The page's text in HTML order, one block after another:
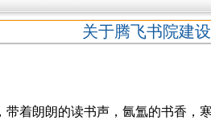
关于腾飞书院建
带着朗朗的读书声，氤氲的书香，